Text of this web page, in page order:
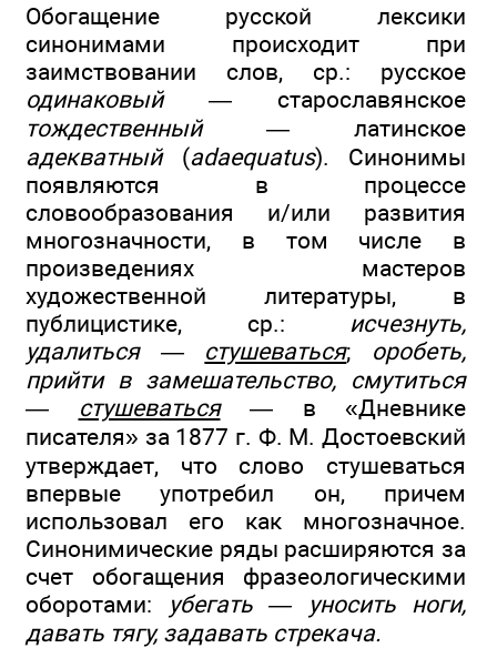
Обогащение русской лексики
синонимами происходит при
заимствовании слов, ср.: русское
одинаковый— старославянское
тождественный— латинское
адекватный(adaequatus). Синонимы
появляются в процессе
словообразования и/или развития
многозначности, в том числе в
произведениях мастеров
художественной литературы, в
публицистике, ср.: исчезнуть,
удалиться — стушеваться; оробеть,
прийти в замешательство, смутиться
— стушеваться— в «Дневнике
писателя» за 1877 г. Ф. М. Достоевский
утверждает, что слово стушеваться
впервые употребил он, причем
использовал его как многозначное.
Синонимические ряды расширяются за
счет обогащения фразеологическими
оборотами:
убегать — уносить ноги,
давать тягу, задавать стрекача.